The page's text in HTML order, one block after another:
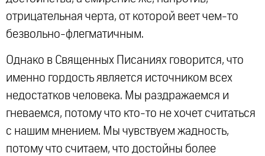
отрицательная черта, от которой веет чем-то
безвольно-флегматичным.
Однако в Священных Писаниях говорится, что
именно гордость является источником всех
недостатков человека. Мы раздражаемся и
гневаемся, потому что кто-то не хочет считаться
с нашим мнением. Мы чувствуем жадность,
потому что считаем, что достойны более